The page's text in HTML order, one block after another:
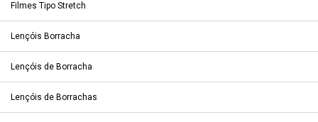
Filmes Tipo Stretch
Lençóis Borracha
Lençóis de Borracha
Lençóis de Borrachas